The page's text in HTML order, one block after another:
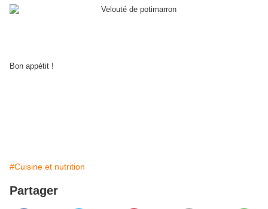
Bon appétit !
#Cuisine et nutrition
Partager